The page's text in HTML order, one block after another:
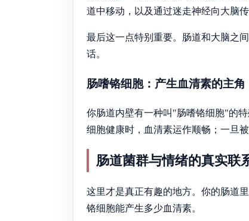
道中移动，以及通过迷走神经向大脑传
最后这一点特别重要。肠道和大脑之
话。
肠嗜铬细胞：产生血清素的主角
你肠道内壁有一种叫"肠嗜铬细胞"的
细胞健康时，血清素运作顺畅；一旦
肠道菌群与情绪的真实联
这里才是真正有趣的地方。你的肠道
铬细胞能产生多少血清素。